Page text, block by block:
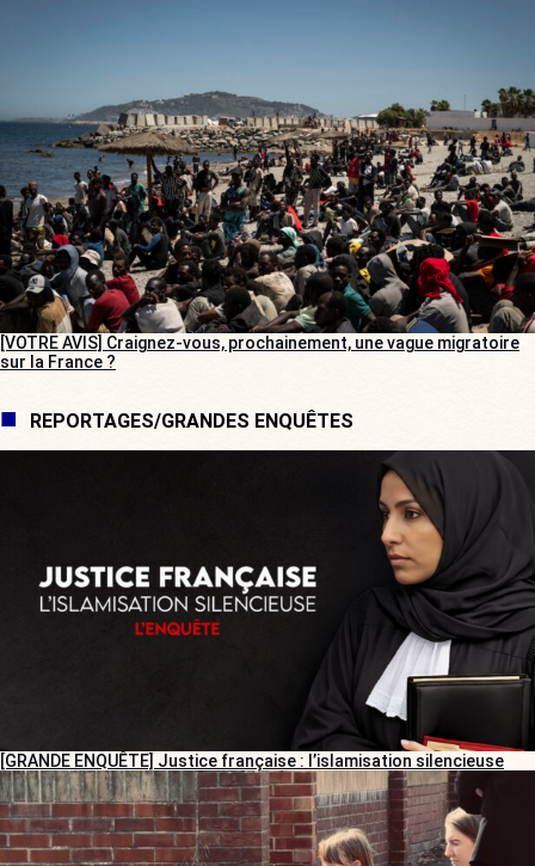
[VOTRE AVIS] Craignez-vous, prochainement, une vague migratoire
sur la France ?
REPORTAGES/GRANDES ENQUÊTES
[GRANDE ENQUÊTE] Justice française : l’islamisation silencieuse